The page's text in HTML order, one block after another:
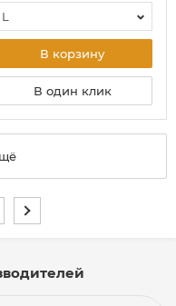
L
В корзину
В один клик